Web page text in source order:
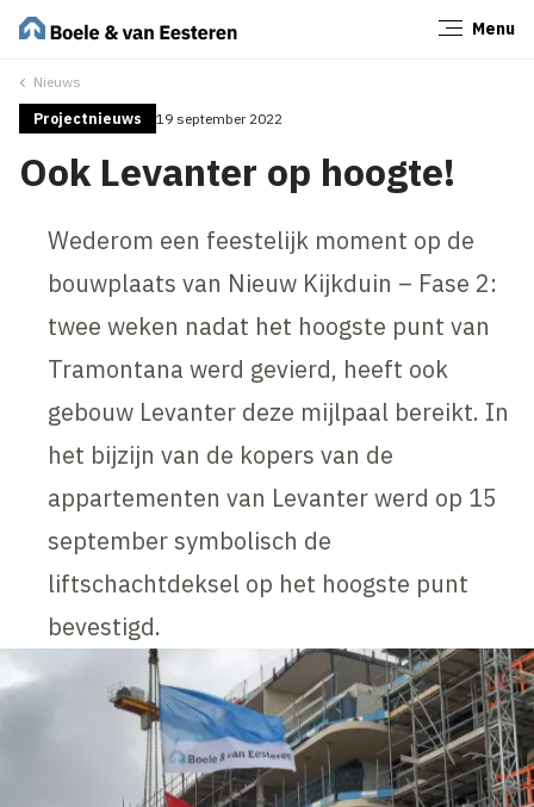
Menu
Nieuws
Projectnieuws 19 september 2022
Ook Levanter op hoogte!
Wederom een feestelijk moment op de
bouwplaats van Nieuw Kijkduin – Fase 2:
twee weken nadat het hoogste punt van
Tramontana werd gevierd, heeft ook
gebouw Levanter deze mijlpaal bereikt. In
het bijzijn van de kopers van de
appartementen van Levanter werd op 15
september symbolisch de
liftschachtdeksel op het hoogste punt
bevestigd.
Sluiten